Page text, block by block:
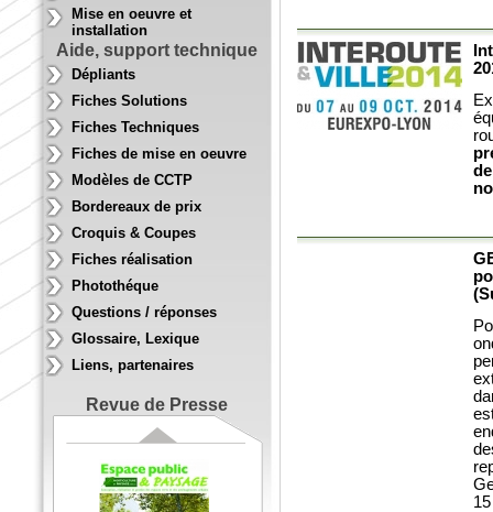
Mise en oeuvre et
installation
Aide, support technique
Dépliants
Fiches Solutions
Fiches Techniques
Fiches de mise en oeuvre
Modèles de CCTP
Bordereaux de prix
Croquis & Coupes
Fiches réalisation
Photothéque
Questions / réponses
Glossaire, Lexique
Liens, partenaires
Revue de Presse